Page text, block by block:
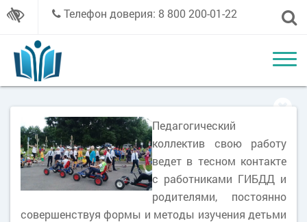
Телефон доверия: 8 800 200-01-22
Педагогический
коллектив свою работу
ведет в тесном контакте
с работниками ГИБДД и
родителями, постоянно
совершенствуя формы и методы изучения детьми